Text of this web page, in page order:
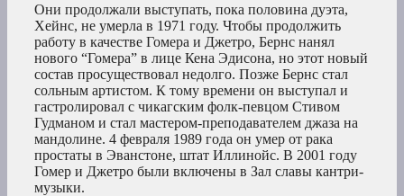
Они продолжали выступать, пока половина дуэта,
Хейнс, не умерла в 1971 году. Чтобы продолжить
работу в качестве Гомера и Джетро, Бернс нанял
нового “Гомера” в лице Кена Эдисона, но этот новый
состав просуществовал недолго. Позже Бернс стал
сольным артистом. К тому времени он выступал и
гастролировал с чикагским фолк-певцом Стивом
Гудманом и стал мастером-преподавателем джаза на
мандолине. 4 февраля 1989 года он умер от рака
простаты в Эванстоне, штат Иллинойс. В 2001 году
Гомер и Джетро были включены в Зал славы кантри-
музыки.